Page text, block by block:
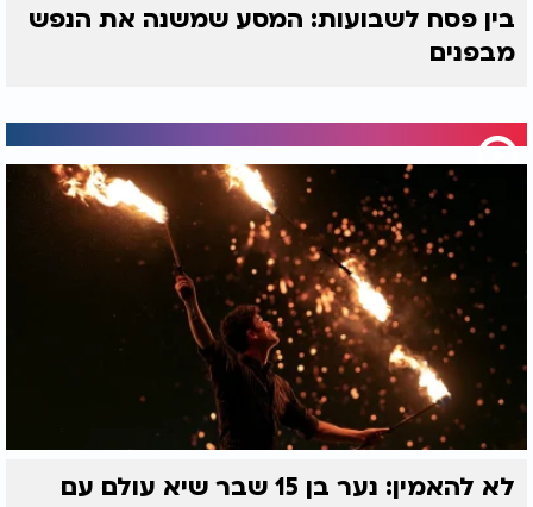
בין פסח לשבועות: המסע שמשנה את הנפש
מבפנים
לא להאמין: נער בן 15 שבר שיא עולם עם